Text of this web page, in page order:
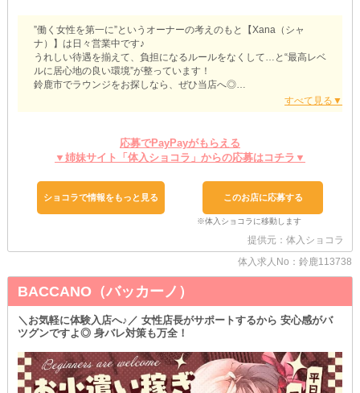
”働く女性を第一に”というオーナーの考えのもと【Xana（シャ
ナ）】は日々営業中です♪
うれしい待遇を揃えて、負担になるルールをなくして…と“最高レベ
ルに居心地の良い環境”が整っています！
鈴鹿市でラウンジをお探しなら、ぜひ当店へ◎
お仕事内容は、お客様と楽しくお喋りして、お酒を作って…と特別
難しいことはありません！
もちろん、スタッフがイチから丁寧にレクチャーするのでご安心を
わからないことがあれば、いつでもお気軽にご相談くださいね♪
◆さらなる好条件を求める方にも◆
今までのご活躍やご要望に応じて《優遇》のうえご採用します◎
「在籍中のお店よりも稼ぎたいなぁ」「本業と掛け持ちできるシフ
などなど何でも希望することがあれば教えてください！
あなたにとって最高の環境になるよう、精一杯バックアップします
応募でPayPayがもらえる
▼姉妹サイト「体入ショコラ」からの応募はコチラ▼
ショコラで情報をもっと見る このお店に応募する
提供元：体入ショコラ
体入求人No：鈴鹿113738
BACCANO（バッカーノ）
＼お気軽に体験入店へ♪／ 女性店長がサポートするから 安心感がバ
ツグンですよ◎ 身バレ対策も万全！